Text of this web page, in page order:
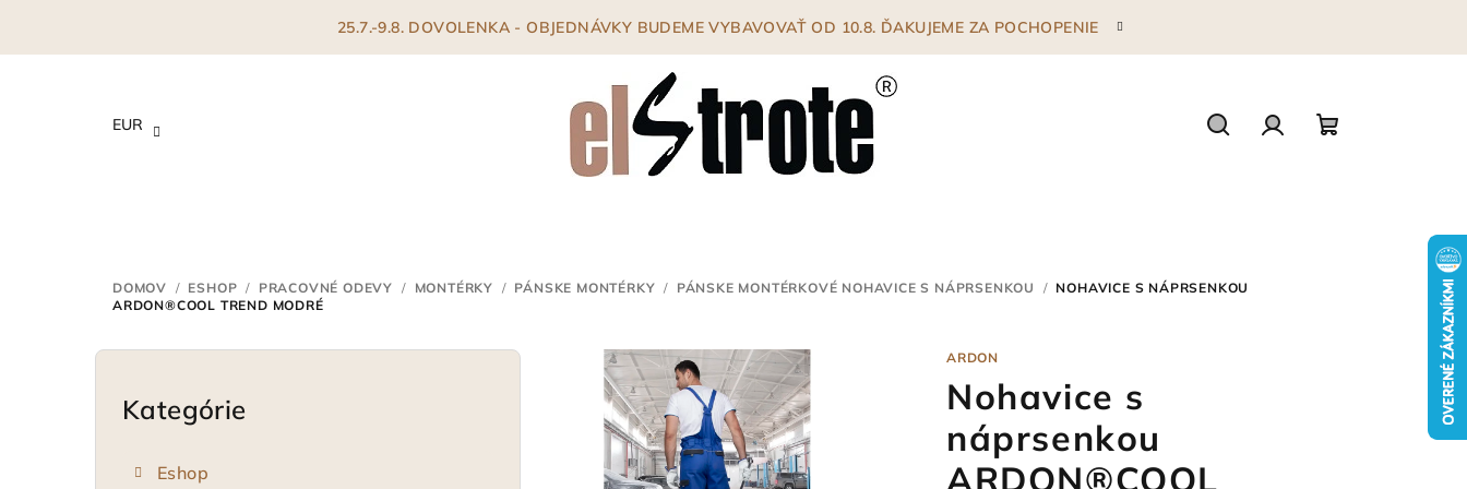
25.7.-9.8. DOVOLENKA - OBJEDNÁVKY BUDEME VYBAVOVAŤ OD 10.8. ĎAKUJEME ZA POCHOPENIE
EUR
DOMOV / ESHOP / PRACOVNÉ ODEVY / MONTÉRKY / PÁNSKE MONTÉRKY / PÁNSKE MONTÉRKOVÉ NOHAVICE S NÁPRSENKOU / NOHAVICE S NÁPRSENKOU
ARDON®COOL TREND MODRÉ
B
Preskočiť
kategórie
Kategórie
Eshop
ARDON
Nohavice s
náprsenkou
ARDON®COOL